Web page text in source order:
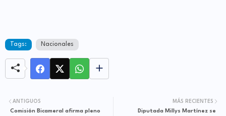
Tags: Nacionales
MÁS RECIENTES
Diputada Millys Martínez se
ANTIGUOS
Comisión Bicameral afirma pleno